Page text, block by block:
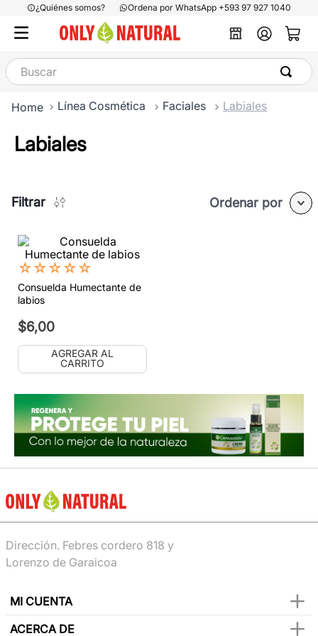
¿Quiénes somos? Ordena por WhatsApp +593 97 927 1040
Buscar
Línea Cosmética Faciales Labiales
Labiales
Filtrar Ordenar por
☆☆☆☆☆
Consuelda Humectante de
labios
$6,00
AGREGAR AL
CARRITO
Dirección. Febres cordero 818 y
Lorenzo de Garaicoa
MI CUENTA
ACERCA DE